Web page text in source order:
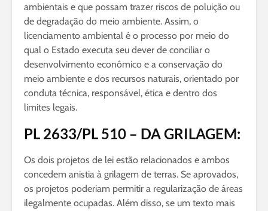
ambientais e que possam trazer riscos de poluição ou
de degradação do meio ambiente. Assim, o
licenciamento ambiental é o processo por meio do
qual o Estado executa seu dever de conciliar o
desenvolvimento econômico e a conservação do
meio ambiente e dos recursos naturais, orientado por
conduta técnica, responsável, ética e dentro dos
limites legais.
PL 2633/PL 510 – DA GRILAGEM:
Os dois projetos de lei estão relacionados e ambos
concedem anistia à grilagem de terras. Se aprovados,
os projetos poderiam permitir a regularização de áreas
ilegalmente ocupadas. Além disso, se um texto mais